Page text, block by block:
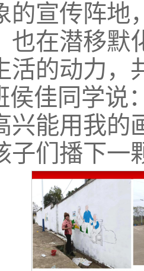
的宣传阵地
也在潜移默
活的动力，
侯佳同学说
兴能用我的
子们播下一